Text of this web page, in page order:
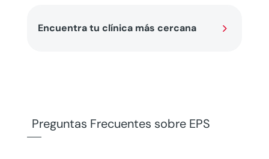
Encuentra tu clínica más cercana 5
Preguntas Frecuentes sobre EPS